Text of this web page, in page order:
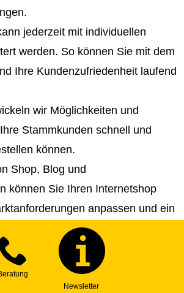
jederzeit mit individuellen
werden. So können Sie mit dem
Ihre Kundenzufriedenheit laufend
wir Möglichkeiten und
Stammkunden schnell und
können.
Shop, Blog und
können Sie Ihren Internetshop
anpassen und ein
Wir helfen Ihnen bei der
Internetshop in beliebig viele
und somit internationale